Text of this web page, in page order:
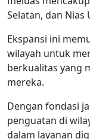
Selatan, dan Nias
Ekspansi ini
wilayah untuk
berkualitas yang
mereka.
Dengan fondasi
penguatan di
dalam layanan